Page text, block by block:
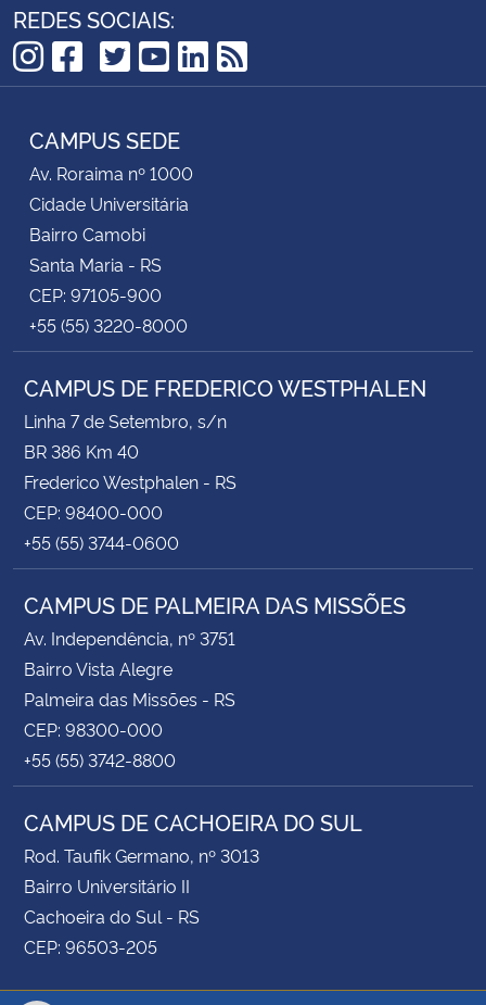
REDES SOCIAIS:
Instagram
Facebook
TikTok
Twitter
YouTube
LinkedIn
RSS
CAMPUS SEDE
Av. Roraima nº 1000
Cidade Universitária
Bairro Camobi
Santa Maria - RS
CEP: 97105-900
+55 (55) 3220-8000
CAMPUS DE FREDERICO WESTPHALEN
Linha 7 de Setembro, s/n
BR 386 Km 40
Frederico Westphalen - RS
CEP: 98400-000
+55 (55) 3744-0600
CAMPUS DE PALMEIRA DAS MISSÕES
Av. Independência, nº 3751
Bairro Vista Alegre
Palmeira das Missões - RS
CEP: 98300-000
+55 (55) 3742-8800
CAMPUS DE CACHOEIRA DO SUL
Rod. Taufik Germano, nº 3013
Bairro Universitário II
Cachoeira do Sul - RS
CEP: 96503-205